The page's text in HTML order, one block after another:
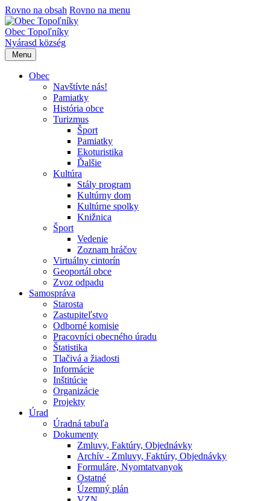
Rovno na obsah Rovno na menu
Obec Topoľníky
Nyárasd község
Menu
Obec
Navštívte nás!
Pamiatky
História obce
Turizmus
Šport
Pamiatky
Ekoturistika
Ďalšie
Kultúra
Stály program
Kultúrny dom
Kultúrne spolky
Knižnica
Šport
Vedenie
Zoznam hráčov
Virtuálny cintorín
Geoportál obce
Zvoz odpadu
Samospráva
Starosta
Zastupiteľstvo
Odborné komisie
Pracovníci obecného úradu
Štatistika
Tlačivá a žiadosti
Informácie
Inštitúcie
Organizácie
Projekty
Úrad
Úradná tabuľa
Dokumenty
Zmluvy, Faktúry, Objednávky
Archív - Zmluvy, Faktúry, Objednávky
Formuláre, Nyomtatvanyok
Ostatné
Územný plán